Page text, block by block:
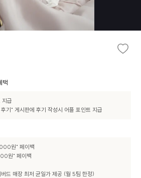
택
지급
기" 게시판에 후기 작성시 어플 포인트 지급
원" 페이백
원" 페이백
드 매장 최저 균일가 제공 (월 5팀 한정)